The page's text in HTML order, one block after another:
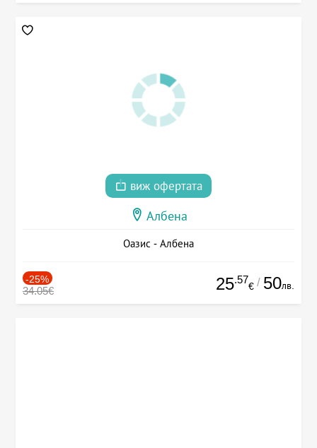
виж офертата
Албена
Оазис - Албена
-25%
34.05€ 25.57
€ / 50лв.